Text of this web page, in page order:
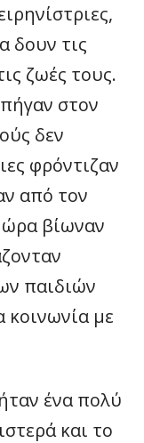
δουν τις
ζωές τους.
στον
δεν
φρόντιζαν
από τον
βίωναν
παιδιών
κοινωνία με
ένα πολύ
και το